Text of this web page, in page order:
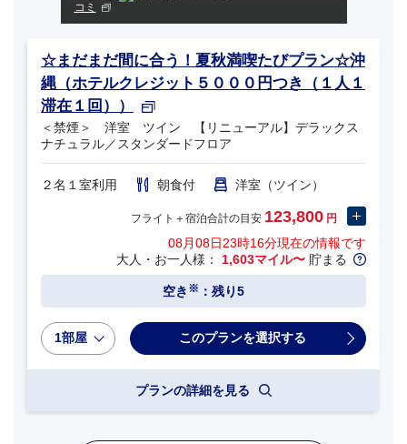
コミ
☆まだまだ間に合う！夏秋満喫たびプラン☆沖
縄（ホテルクレジット５０００円つき（１人１
滞在１回））
＜禁煙＞ 洋室 ツイン 【リニューアル】デラックス
ナチュラル／スタンダードフロア
２名１室利用 朝食付 洋室（ツイン）
フライト＋宿泊合計の目安 123,800 円
08月08日23時16分現在の情報です
大人・お一人様： 1,603マイル〜 貯まる
空き ※ ：残り5
1部屋
プランの詳細を見る